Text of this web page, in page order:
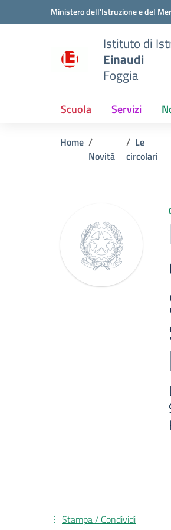
Vai ai contenuti
Vai al menu di navigazioneMinistero dell'Istruzione e del
Istituto di
Einaudi
Foggia
Scuola Servizi
Home
Novità
Le
circolari
Stampa / Condividi